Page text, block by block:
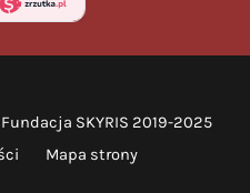
SKYRIS 2019-2025
Mapa strony